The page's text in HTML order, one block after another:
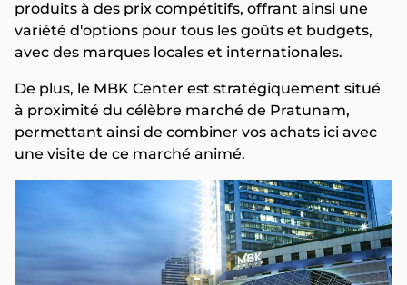
produits à des prix compétitifs, offrant ainsi une
variété d'options pour tous les goûts et budgets,
avec des marques locales et internationales.
De plus, le MBK Center est stratégiquement situé
à proximité du célèbre marché de Pratunam,
permettant ainsi de combiner vos achats ici avec
une visite de ce marché animé.